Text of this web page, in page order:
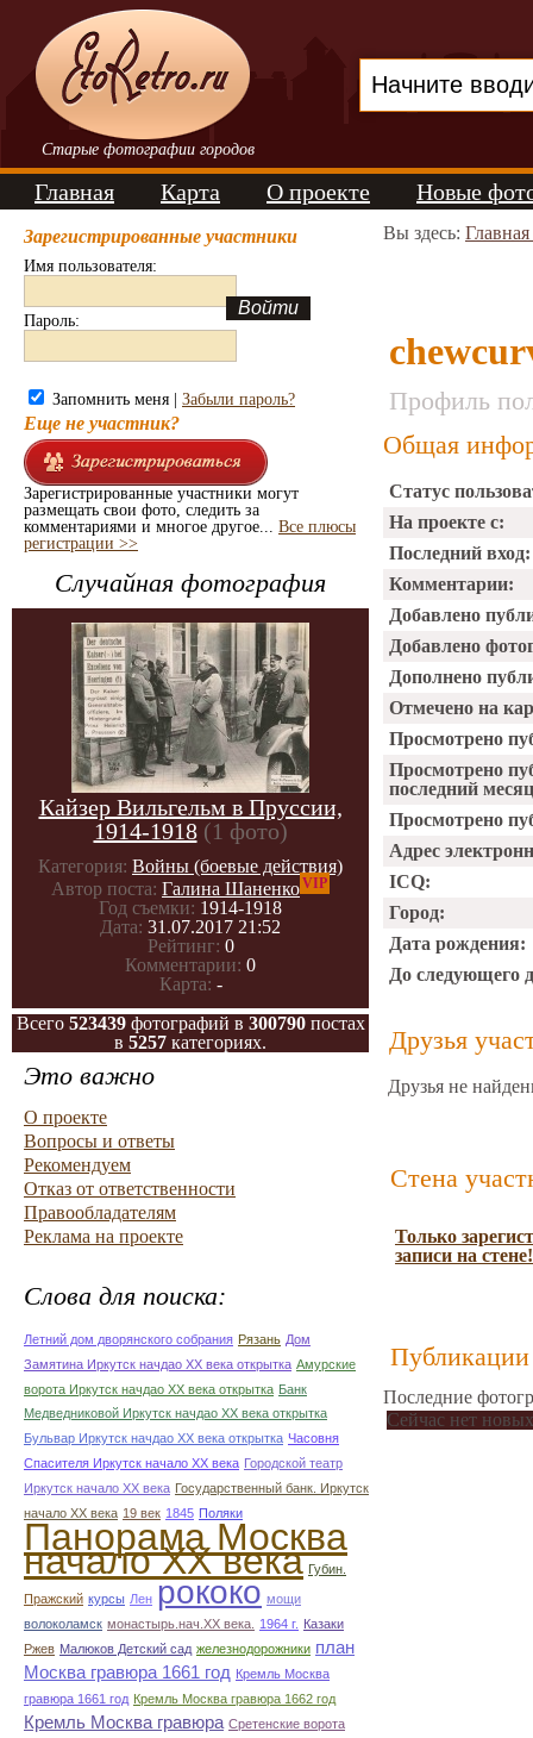
Старые фотографии городов
Главная Карта О проекте Новые
Зарегистрированные участники
Имя пользователя:
Пароль:
Запомнить меня | Забыли пароль?
Еще не участник?
Зарегистрированные участники могут
размещать свои фото, следить за
комментариями и многое другое... Все плюсы
регистрации >>
Случайная фотография
Кайзер Вильгельм в Пруссии,
1914-1918 (1 фото)
Категория: Войны (боевые действия)
Автор поста: Галина ШаненкоVIP
Год съемки: 1914-1918
Дата: 31.07.2017 21:52
Рейтинг: 0
Комментарии: 0
Карта: -
Всего 523439фотографий в 300790постах
в 5257 категориях.
Это важно
О проекте
Вопросы и ответы
Рекомендуем
Отказ от ответственности
Правообладателям
Реклама на проекте
Слова для поиска:
Летний дом дворянского собрания Рязань Дом
Замятина Иркутск начдао ХХ века открытка Амурские
ворота Иркутск начдао ХХ века открытка Банк
Медведниковой Иркутск начдао ХХ века открытка
Бульвар Иркутск начдао ХХ века открытка Часовня
Спасителя Иркутск начало ХХ века Городской театр
Иркутск начало ХХ века Государственный банк. Иркутск
начало ХХ века 19 век 1845 Поляки
Панорама Москва
начало ХХ века Губин.
Пражский курсы Лен рококо мощи
волоколамск монастырь.нач.ХХ века. 1964 г. Казаки
Ржев Малюков Детский сад железнодорожники план
Москва гравюра 1661 год Кремль Москва
гравюра 1661 год Кремль Москва гравюра 1662 год
Кремль Москва гравюра Сретенские ворота
Вы здесь:
Профиль
Общая
Статус
На проекте с:
Последний вход:
Комментарии:
Добавлено
Добавлено
Дополнено
Отмечено на
Просмотрено
Просмотрено
последний
Просмотрено
Адрес
ICQ:
Город:
Дата рождения:
До следующего
Друзья
Друзья не
Стена
Только
записи на стене!
Публикации
Последние
Сейчас нет